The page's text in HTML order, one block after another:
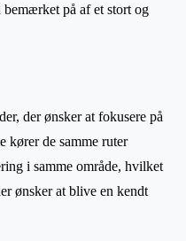
på af et stort og
der ønsker at fokusere på
kører de samme ruter
i samme område, hvilket
ønsker at blive en kendt